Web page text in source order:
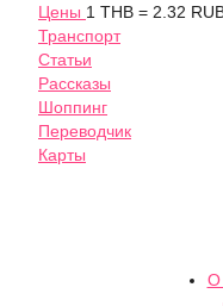
Цены 1 THB = 2.32
Транспорт
Статьи
Рассказы
Шоппинг
Переводчик
Карты
О